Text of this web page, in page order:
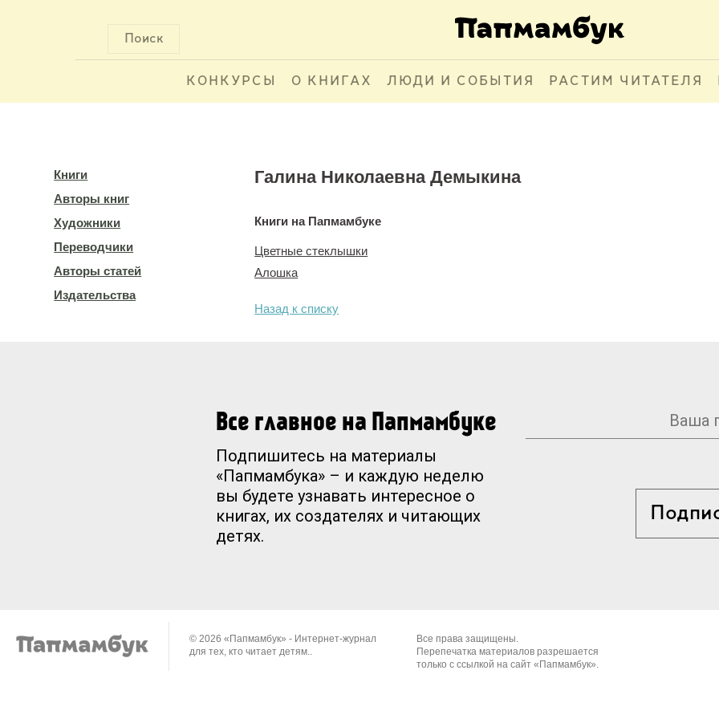
Поиск
КОНКУРСЫ О КНИГАХ ЛЮДИ И СОБЫТИЯ РАСТИМ ЧИТАТЕЛЯ
Книги
Авторы книг
Художники
Переводчики
Авторы статей
Издательства
Галина Николаевна Демыкина
Книги на Папмамбуке
Цветные стеклышки
Алошка
Назад к списку
Все главное на Папмамбуке
Подпишитесь на материалы
«Папмамбука» – и каждую неделю
вы будете узнавать интересное о
книгах, их создателях и читающих
детях.
© 2026 «Папмамбук» - Интернет-журнал
для тех, кто читает детям..
Все права защищены.
Перепечатка материалов разрешается
только с ссылкой на сайт «Папмамбук».